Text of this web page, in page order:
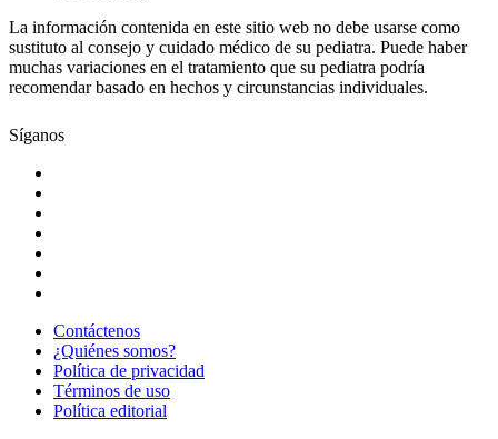
La información contenida en este sitio web no debe usarse como
sustituto al consejo y cuidado médico de su pediatra. Puede haber
muchas variaciones en el tratamiento que su pediatra podría
recomendar basado en hechos y circunstancias individuales.
Síganos
Contáctenos
¿Quiénes somos?
Política de privacidad
Términos de uso
Política editorial